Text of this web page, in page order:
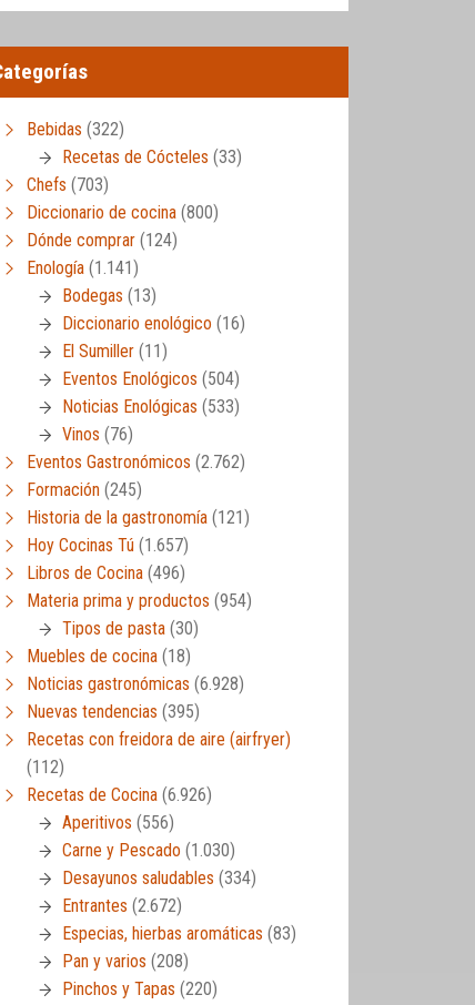
Bebidas (322)
Recetas de Cócteles (33)
Chefs (703)
Diccionario de cocina (800)
Dónde comprar (124)
Enología (1.141)
Bodegas (13)
Diccionario enológico (16)
El Sumiller (11)
Eventos Enológicos (504)
Noticias Enológicas (533)
Vinos (76)
Eventos Gastronómicos (2.762)
Formación (245)
Historia de la gastronomía (121)
Hoy Cocinas Tú (1.657)
Libros de Cocina (496)
Materia prima y productos (954)
Tipos de pasta (30)
Muebles de cocina (18)
Noticias gastronómicas (6.928)
Nuevas tendencias (395)
Recetas con freidora de aire (airfryer)
(112)
Recetas de Cocina (6.926)
Aperitivos (556)
Carne y Pescado (1.030)
Desayunos saludables (334)
Entrantes (2.672)
Especias, hierbas aromáticas (83)
Pan y varios (208)
Pinchos y Tapas (220)